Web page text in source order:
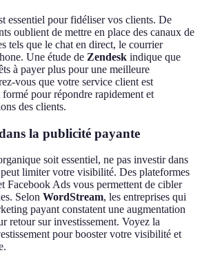
essentiel pour fidéliser vos clients. De
oublient de mettre en place des canaux de
tels que le chat en direct, le courrier
Une étude de Zendesk indique que
à payer plus pour une meilleure
vous que votre service client est
pour répondre rapidement et
des clients.
la publicité payante
soit essentiel, ne pas investir dans
limiter votre visibilité. Des plateformes
Facebook Ads vous permettent de cibler
Selon WordStream, les entreprises qui
payant constatent une augmentation
retour sur investissement. Voyez la
pour booster votre visibilité et